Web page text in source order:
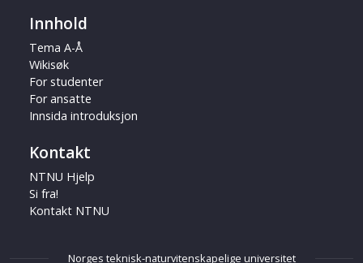
Innhold
Tema A-Å
Wikisøk
For studenter
For ansatte
Innsida introduksjon
Kontakt
NTNU Hjelp
Si fra!
Kontakt NTNU
Norges teknisk-naturvitenskapelige universitet